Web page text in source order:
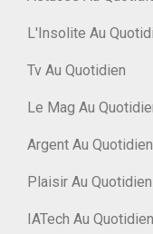
L'Insolite Au
Tv Au Quotidien
Le Mag Au
Argent Au Quotidien
Plaisir Au Quotidien
IATech Au Quotidien